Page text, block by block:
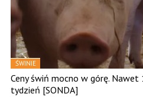
ŚWINIE
Ceny świń mocno w górę.
tydzień [SONDA]